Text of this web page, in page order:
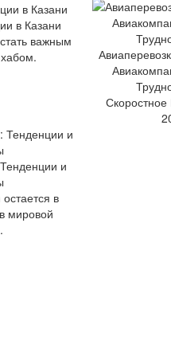
в Казани
важным
и
в
мировой